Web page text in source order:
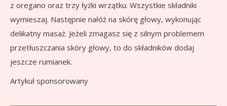
z oregano oraz trzy łyżki wrzątku. Wszystkie składniki
wymieszaj. Następnie nałóż na skórę głowy, wykonując
delikatny masaż. Jeżeli zmagasz się z silnym problemem
przetłuszczania skóry głowy, to do składników dodaj
jeszcze rumianek.
Artykuł sponsorowany